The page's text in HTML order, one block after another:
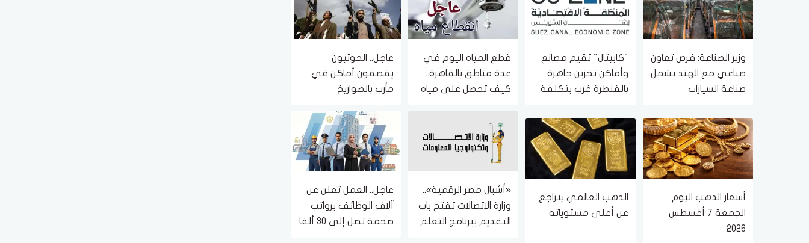
وزير الصناعة: فرص تعاون
صناعي مع الهند تشمل
صناعة السيارات
"كابيتال" تقيم مصانع
وأماكن تخزين جاهزة
بالقنطرة غرب بتكلفة
قطع المياه اليوم في
عدة مناطق بالقاهرة..
كيف تحصل على مياه
عاجل.. الحوثيون
يقصفون أماكن في
مأرب بالصواريخ
أسعار الذهب اليوم
الجمعة 7 أغسطس
2026
الذهب العالمي يتراجع
عن أعلى مستوياته
«أشبال مصر الرقمية»..
وزارة الاتصالات تفتح باب
التقديم ببرنامج التعلم
عاجل.. العمل تعلن عن
آلاف الوظائف برواتب
ضخمة تصل إلى 30 ألفا